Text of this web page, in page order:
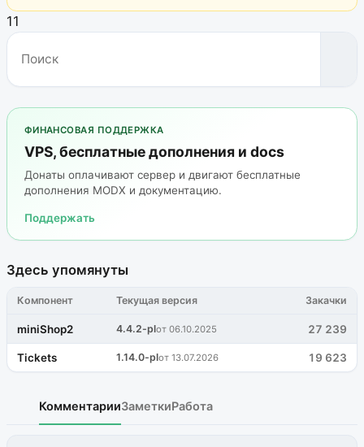
11
ФИНАНСОВАЯ ПОДДЕРЖКА
VPS, бесплатные дополнения и docs
Донаты оплачивают сервер и двигают бесплатные
дополнения MODX и документацию.
Поддержать
Здесь упомянуты
Компонент Текущая версия Закачки
miniShop2 4.4.2-plот 06.10.2025 27 239
Tickets 1.14.0-plот 13.07.2026 19 623
КомментарииЗаметкиРабота